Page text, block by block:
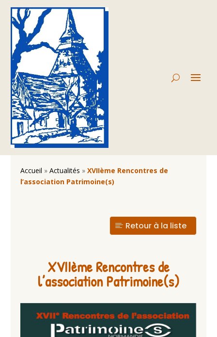
Accueil »Actualités »XVIIème Rencontres de
l’association Patrimoine(s)
Retour à la liste
XVIIème Rencontres de
l’association Patrimoine(s)